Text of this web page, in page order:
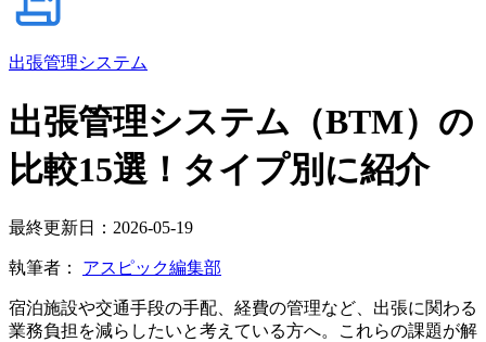
出張管理システム
出張管理システム（BTM）の
比較15選！タイプ別に紹介
最終更新日：2026-05-19
執筆者： アスピック編集部
宿泊施設や交通手段の手配、経費の管理など、出張に関わる
業務負担を減らしたいと考えている方へ。これらの課題が解